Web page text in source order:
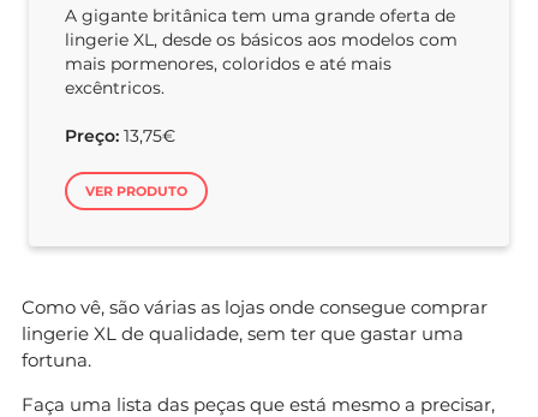
A gigante britânica tem uma grande oferta de
lingerie XL, desde os básicos aos modelos com
mais pormenores, coloridos e até mais
excêntricos.
Preço: 13,75€
VER PRODUTO
Como vê, são várias as lojas onde consegue comprar
lingerie XL de qualidade, sem ter que gastar uma
fortuna.
Faça uma lista das peças que está mesmo a precisar,